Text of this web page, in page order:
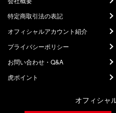
特定商取引法の表記
オフィシャルアカウント紹介
プライバシーポリシー
お問い合わせ・Q&A
虎ポイント
オフィシャ